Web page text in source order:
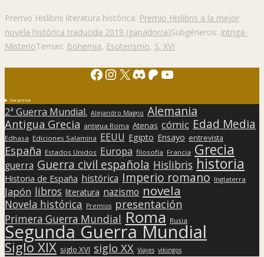
Premio Hislibris literatura histórica: Premio Hislibris a la mejor
novela histórica traducida 2019 (ganador/a)Subgéneros: Intriga-
MisterioTemas: Bohemia, Esoterismo, S. XVI
Facebook
Instagram
X Discord
Patreon
YouTube
Sorpresa
2ª Guerra Mundial. Alejandro Magno Alemania
Antigua Grecia antigua Roma Atenas cómic Edad Media
Edhasa Ediciones Salamina EEUU Egipto Ensayo entrevista
España Estados Unidos Europa filosofía Francia Grecia
guerra Guerra civil española Hislibris historia
Historia de España histórica Imperio romano Inglaterra
Japón libros literatura nazismo novela
Novela histórica Premios presentación
Primera Guerra Mundial Roma Rusia
Segunda Guerra Mundial
Siglo XIX siglo XVI siglo XX Viajes vikingos